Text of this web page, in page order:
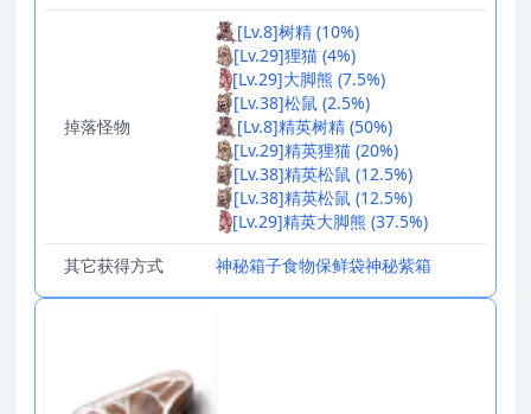
掉落怪物
[Lv.8]树精 (10%)
[Lv.29]狸猫 (4%)
[Lv.29]大脚熊 (7.5%)
[Lv.38]松鼠 (2.5%)
[Lv.8]精英树精 (50%)
[Lv.29]精英狸猫 (20%)
[Lv.38]精英松鼠 (12.5%)
[Lv.38]精英松鼠 (12.5%)
[Lv.29]精英大脚熊 (37.5%)
其它获得方式
神秘箱子食物保鲜袋神秘紫箱